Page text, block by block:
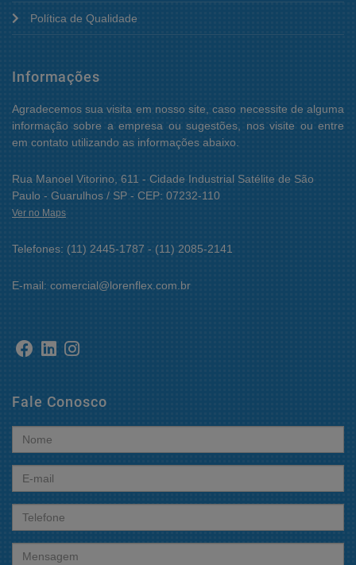
Política de Qualidade
Informações
Agradecemos sua visita em nosso site, caso necessite de alguma
informação sobre a empresa ou sugestões, nos visite ou entre
em contato utilizando as informações abaixo.
Rua Manoel Vitorino, 611 - Cidade Industrial Satélite de São
Paulo - Guarulhos / SP - CEP: 07232-110
Ver no Maps
Telefones: (11) 2445-1787 - (11) 2085-2141
E-mail: comercial@lorenflex.com.br
Fale Conosco